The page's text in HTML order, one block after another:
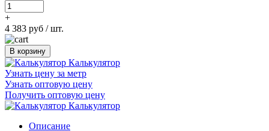
+
4 383 руб / шт.
В корзину
Калькулятор
Узнать цену за метр
Узнать оптовую цену
Получить оптовую цену
Калькулятор
Описание